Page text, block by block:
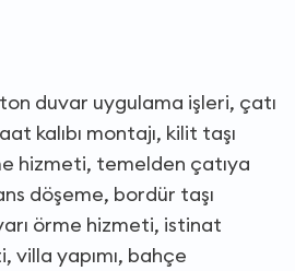
duvar uygulama işleri, çatı
kalıbı montajı, kilit taşı
hizmeti, temelden çatıya
döşeme, bordür taşı
örme hizmeti, istinat
villa yapımı, bahçe